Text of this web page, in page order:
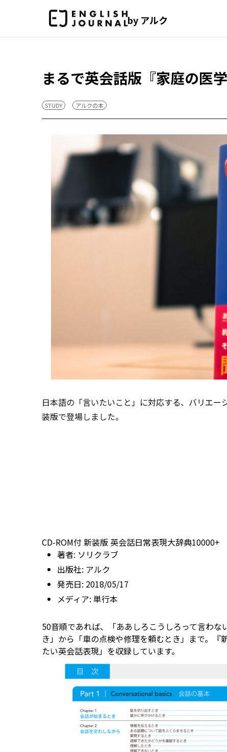
by アルク
まるで英会話版『家庭の医
STUDY アルクの本
日本語の「言いたいこと」に対応する、バリエ
装版で登場しました。
CD-ROM付 新装版 英会話日常表現大辞典10000+
著者: ソリクラブ
出版社: アルク
発売日: 2018/05/17
メディア: 単行本
50音順であれば、「ああしろこうしろって言わ
き」から「車の点検や修理を頼むとき」まで。
たい英会話表現」を収録しています。